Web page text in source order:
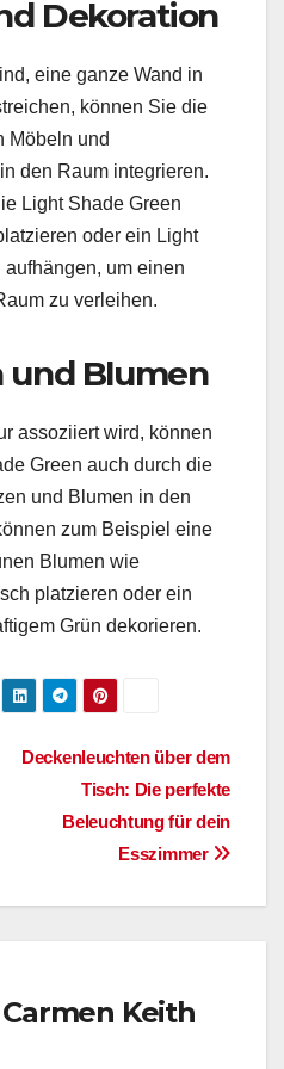
Dekoration
eine ganze Wand in
können Sie die
Möbeln und
den Raum integrieren.
Light Shade Green
oder ein Light
um einen
zu verleihen.
und Blumen
assoziiert wird, können
Green auch durch die
und Blumen in den
zum Beispiel eine
Blumen wie
platzieren oder ein
Grün dekorieren.
Deckenleuchten über dem
Tisch: Die perfekte
Beleuchtung für dein
Esszimmer
Carmen Keith